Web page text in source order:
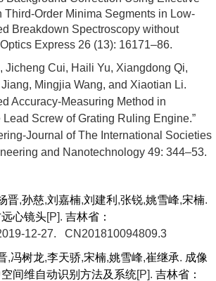
Third-Order Minima Segments in Low-
Breakdown Spectroscopy without
Express 26 (13): 16171–86.
Jicheng Cui, Haili Yu, Xiangdong Qi,
Mingjia Wang, and Xiaotian Li.
Accuracy-Measuring Method in
Lead Screw of Grating Ruling Engine.”
Journal of The International Societies
and Nanotechnology 49: 344–53.
晋,孙慈,刘嘉楠,刘建利 ,张锐,姚雪峰,宋楠.
心镜头[P]. 吉林省：
12-27. CN201810094809.3
,冯树龙,李天骄,宋楠,姚雪峰,崔继承. 成像
间维自动识别方法及系统[P]. 吉林省：